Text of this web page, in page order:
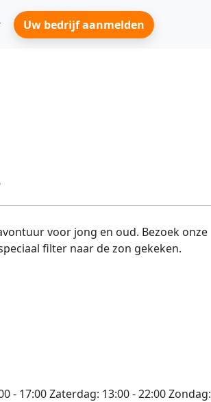
Uw bedrijf aanmelden
voor jong en oud. Bezoek onze
filter naar de zon gekeken.
- 17:00Zaterdag: 13:00 - 22:00Zondag: